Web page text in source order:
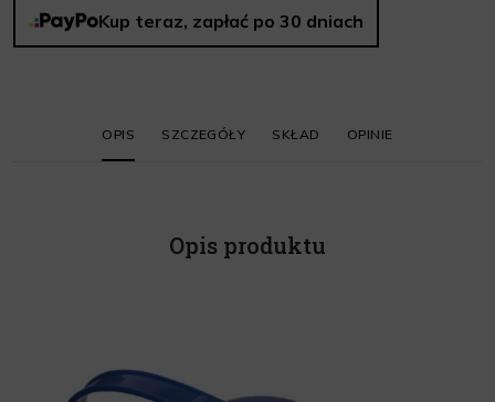
Kup teraz, zapłać po 30 dniach
OPIS SZCZEGÓŁY SKŁAD OPINIE
Opis produktu